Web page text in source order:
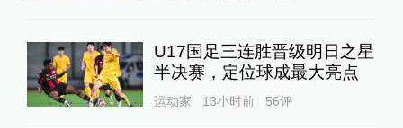
U17国足三连胜晋级明日之星
半决赛，定位球成最大亮点
运动家 13小时前 56评